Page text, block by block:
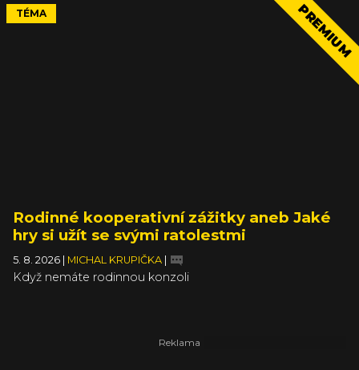
TÉMA PREMIUM
Rodinné kooperativní zážitky aneb Jaké
hry si užít se svými ratolestmi
5. 8. 2026 | MICHAL KRUPIČKA |
Když nemáte rodinnou konzoli